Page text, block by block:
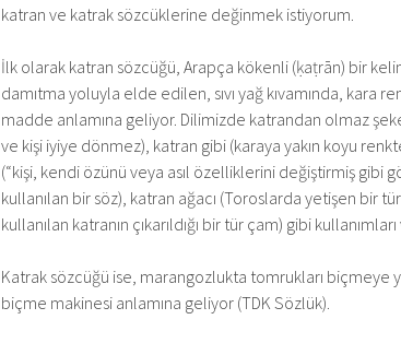
katran ve katrak sözcüklerine değinmek istiyorum.
İlk olarak katran sözcüğü, Arapça kökenli (ḳaṭrān) bir
damıtma yoluyla elde edilen, sıvı yağ kıvamında, kara
madde anlamına geliyor. Dilimizde katrandan olmaz
ve kişi iyiye dönmez), katran gibi (karaya yakın koyu
(“kişi, kendi özünü veya asıl özelliklerini değiştirmiş gibi
kullanılan bir söz), katran ağacı (Toroslarda yetişen bir
kullanılan katranın çıkarıldığı bir tür çam) gibi
Katrak sözcüğü ise, marangozlukta tomrukları biçmeye
biçme makinesi anlamına geliyor (TDK Sözlük).